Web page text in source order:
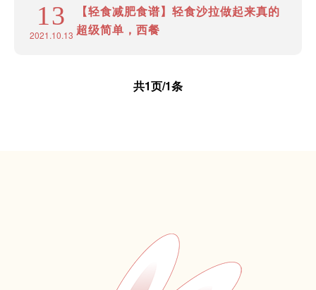
13
2021.10.13
【轻食减肥食谱】轻食沙拉做起来真的
超级简单，西餐
共1页/1条